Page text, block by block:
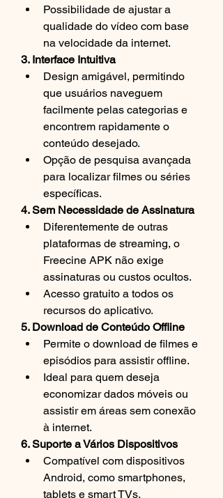
Possibilidade de ajustar a
qualidade do vídeo com base
na velocidade da internet.
3. Interface Intuitiva
Design amigável, permitindo
que usuários naveguem
facilmente pelas categorias e
encontrem rapidamente o
conteúdo desejado.
Opção de pesquisa avançada
para localizar filmes ou séries
específicas.
4. Sem Necessidade de Assinatura
Diferentemente de outras
plataformas de streaming, o
Freecine APK não exige
assinaturas ou custos ocultos.
Acesso gratuito a todos os
recursos do aplicativo.
5. Download de Conteúdo Offline
Permite o download de filmes e
episódios para assistir offline.
Ideal para quem deseja
economizar dados móveis ou
assistir em áreas sem conexão
à internet.
6. Suporte a Vários Dispositivos
Compatível com dispositivos
Android, como smartphones,
tablets e smart TVs.